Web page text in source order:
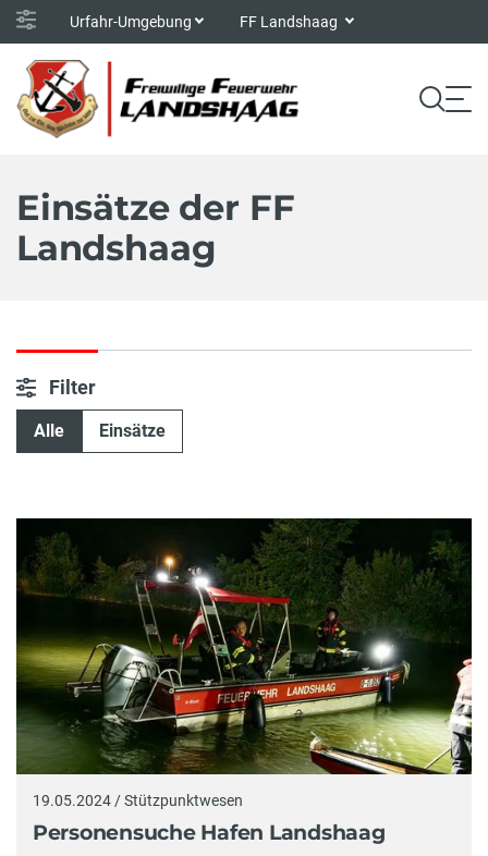
Urfahr-Umgebung FF Landshaag
Einsätze der FF
Landshaag
Filter
Alle Einsätze
19.05.2024 / Stützpunktwesen
Personensuche Hafen Landshaag